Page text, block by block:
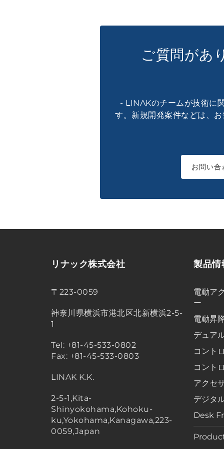
ご質問があ
- LINAKのチームが技術に
す。新規開発案件などは、
お問い合
リナック株式会社
〒223-0059
神奈川県横浜市港北区北新横浜2-5-
1
Tel: +81-45-533-0802
Fax: +81-45-533-0803
LINAK K.K.
2-5-1,Kita-
Shinyokohama,Kohoku-
ku,Yokohama,Kanagawa,223-
0059,Japan
製品情
電動ア
ー
電動昇
デュア
コント
コント
アクセ
デジタ
Desk